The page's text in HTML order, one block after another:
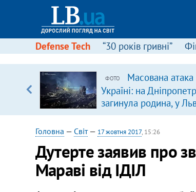
Defense Tech “30 років гривні”
ФОТО
Масована
Україні: на
загинула родина, у
удар по
(доповнюється)
Головна — Світ— 17 жовтня 2017, 15:26
Дутерте заявив про
Мараві від ІДІЛ